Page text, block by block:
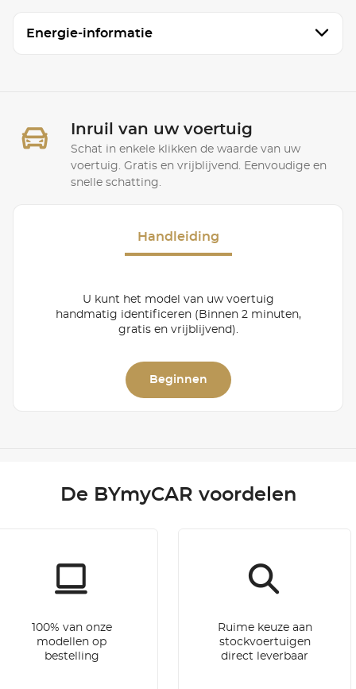
Energie-informatie
Inruil van uw voertuig
Schat in enkele klikken de waarde van uw
voertuig. Gratis en vrijblijvend. Eenvoudige en
snelle schatting.
Handleiding
U kunt het model van uw voertuig
handmatig identificeren (Binnen 2 minuten,
gratis en vrijblijvend).
Beginnen
De BYmyCAR voordelen
100% van onze
modellen op
bestelling
Ruime keuze aan
stockvoertuigen
direct leverbaar